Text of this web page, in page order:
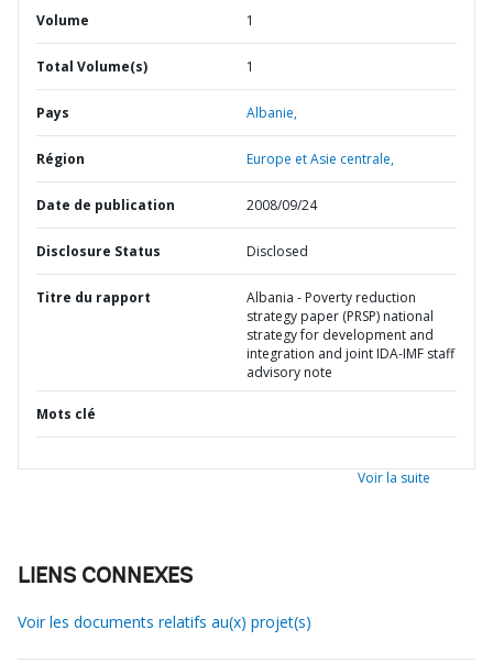
Volume 1
Total Volume(s) 1
Pays Albanie,
Région Europe et Asie centrale,
Date de publication 2008/09/24
Disclosure Status Disclosed
Titre du rapport
Albania - Poverty reduction
strategy paper (PRSP) national
strategy for development and
integration and joint IDA-IMF staff
advisory note
Mots clé
Voir la suite
LIENS CONNEXES
Voir les documents relatifs au(x) projet(s)